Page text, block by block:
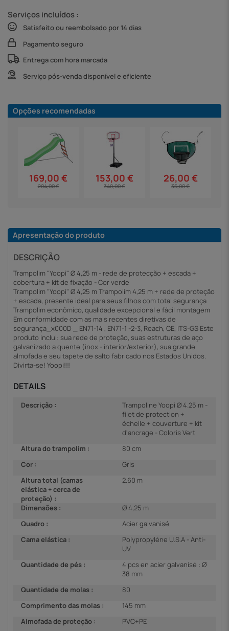
Serviços incluídos :
Satisfeito ou reembolsado por 14 dias
Pagamento seguro
Entrega com hora marcada
Serviço pós-venda disponível e eficiente
Opções recomendadas
169,00 €
204,00 €
153,00 €
340,00 €
26,00 €
35,00 €
Apresentação do produto
DESCRIÇÃO
Trampolim "Yoopi" Ø 4,25 m - rede de protecção + escada +
cobertura + kit de fixação - Cor verde
Trampolim "Yoopi" Ø 4,25 m Trampolim 4,25 m + rede de proteção
+ escada, presente ideal para seus filhos com total segurança
Trampolim econômico, qualidade excepcional e fácil montagem
Em conformidade com as mais recentes diretivas de
segurança_x000D _ EN71-14 , EN71-1 -2-3, Reach, CE, ITS-GS Este
produto inclui: sua rede de proteção, suas estruturas de aço
galvanizado a quente (inox - interior/exterior), sua grande
almofada e seu tapete de salto fabricado nos Estados Unidos.
Divirta-se! Yoopi!!!
DETAILS
Descrição :
Trampoline Yoopi Ø 4.25 m -
filet de protection +
échelle + couverture + kit
d'ancrage - Coloris Vert
Altura do trampolim :
80 cm
Cor :
Gris
Altura total (camas
elástica + cerca de
proteção) :
2.60 m
Dimensões :
Ø 4,25 m
Quadro :
Acier galvanisé
Cama elástica :
Polypropylène U.S.A - Anti-
UV
Quantidade de pés :
4 pcs en acier galvanisé : Ø
38 mm
Quantidade de molas :
80
Comprimento das molas :
145 mm
Almofada de proteção :
PVC+PE